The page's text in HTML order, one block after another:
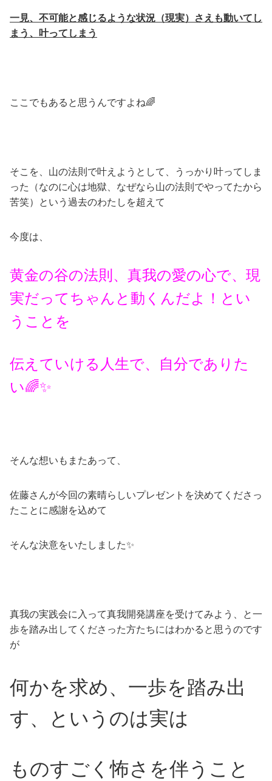
一見、不可能と感じるような状況（現実）さえも動いてし
まう、叶ってしまう
ここでもあると思うんですよね🌈
そこを、山の法則で叶えようとして、うっかり叶ってしま
った（なのに心は地獄、なぜなら山の法則でやってたから
苦笑）という過去のわたしを超えて
今度は、
黄金の谷の法則、真我の愛の心で、現
実だってちゃんと動くんだよ！とい
うことを
伝えていける人生で、自分でありた
い🌈✨
そんな想いもまたあって、
佐藤さんが今回の素晴らしいプレゼントを決めてくださっ
たことに感謝を込めて
そんな決意をいたしました✨
真我の実践会に入って真我開発講座を受けてみよう、と一
歩を踏み出してくださった方たちにはわかると思うのです
が
何かを求め、一歩を踏み出
す、というのは実は
ものすごく怖さを伴うこと